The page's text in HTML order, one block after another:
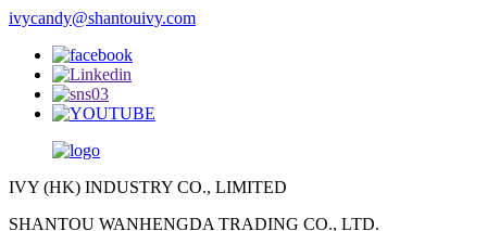
ivycandy@shantouivy.com
IVY (HK) INDUSTRY CO., LIMITED
SHANTOU WANHENGDA TRADING CO., LTD.